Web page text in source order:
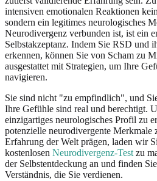
intensiven emotionalen Reaktionen
sondern ein legitimes neurologisches
Neurodivergenz verbunden ist, ist ein
Selbstakzeptanz. Indem Sie RSD und
erkennen, können Sie von Scham zu
ausgestattet mit Strategien, um Ihre
navigieren.
Sie sind nicht "zu empfindlich", und
Ihre Gefühle sind real und berechtigt.
einzigartiges neurologisches Profil zu
potenzielle neurodivergente Merkmale
Erfahrung der Welt prägen, laden wir
kostenlosen Neurodivergenz-Test zu
der Selbstentdeckung an und finden
Verständnis, die Sie verdienen.